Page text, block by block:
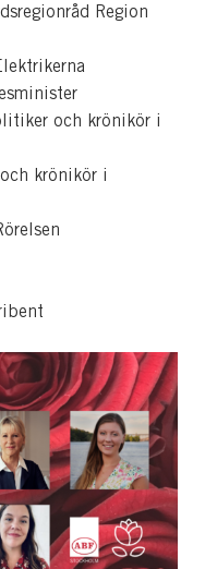
Region
och krönikör i
krönikör i